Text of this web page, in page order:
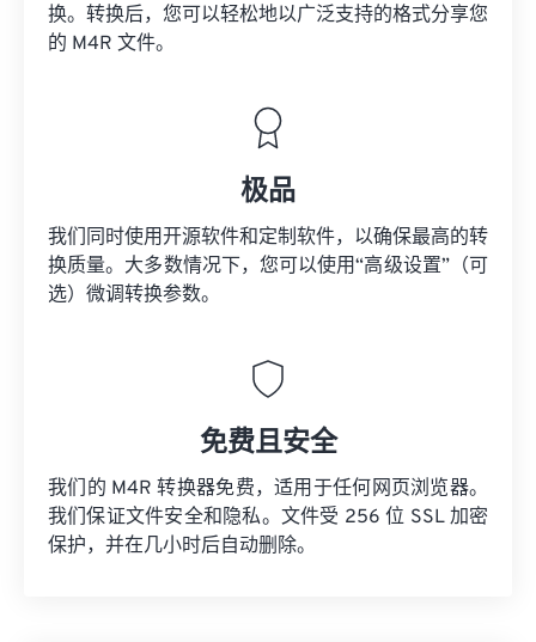
换。转换后，您可以轻松地以广泛支持的格式分享您
的 M4R 文件。
极品
我们同时使用开源软件和定制软件，以确保最高的转
换质量。大多数情况下，您可以使用“高级设置”（可
选）微调转换参数。
免费且安全
我们的 M4R 转换器免费，适用于任何网页浏览器。
我们保证文件安全和隐私。文件受 256 位 SSL 加密
保护，并在几小时后自动删除。